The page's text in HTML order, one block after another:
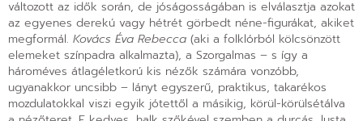
változott az idők során, de jóságosságában is elválasztja azokat
az egyenes derekú vagy hétrét görbedt néne-figurákat, akiket
megformál. Kovács Éva Rebecca (aki a folklórból kölcsönzött
elemeket színpadra alkalmazta), a Szorgalmas – s így a
hároméves átlagéletkorú kis nézők számára vonzóbb,
ugyanakkor uncsibb – lányt egyszerű, praktikus, takarékos
mozdulatokkal viszi egyik jótettől a másikig, körül-körülsétálva